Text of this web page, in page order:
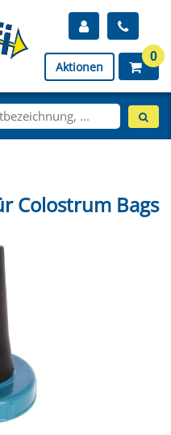
Aktionen
0
Colostrum Bags